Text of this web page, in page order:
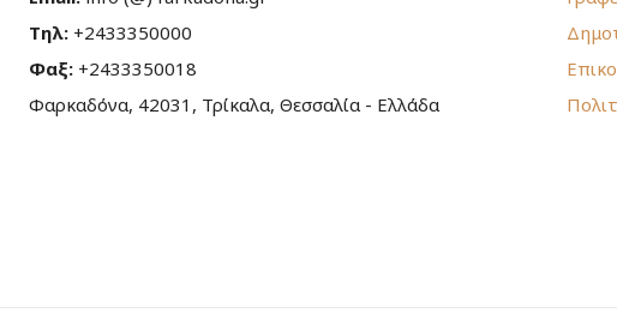
Τηλ: +2433350000
Φαξ: +2433350018
Φαρκαδόνα, 42031, Τρίκαλα, Θεσσαλία - Ελλάδα